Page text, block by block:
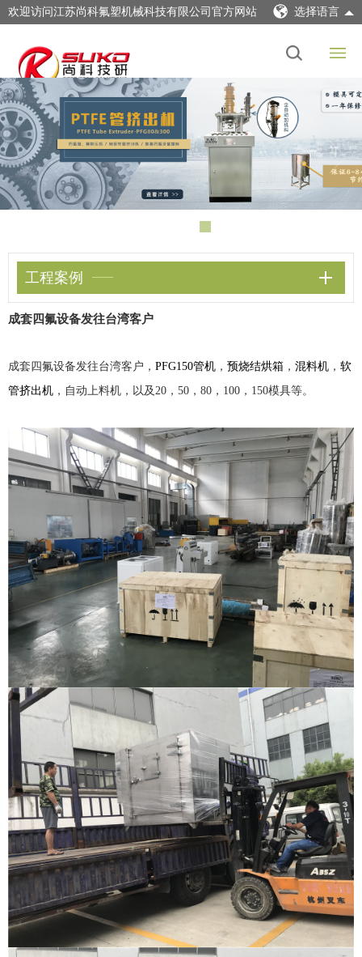
欢迎访问江苏尚科氟塑机械科技有限公司官方网站 选择语言
工程案例
成套四氟设备发往台湾客户
成套四氟设备发往台湾客户， PFG150管机 ， 预烧结烘箱 ， 混料机 ， 软
管挤出机 ，自动上料机，以及20，50，80，100，150模具等。